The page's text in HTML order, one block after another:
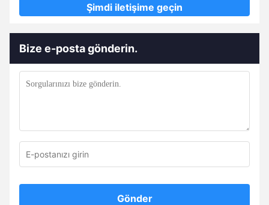
Şimdi iletişime geçin
Bize e-posta gönderin.
Gönder